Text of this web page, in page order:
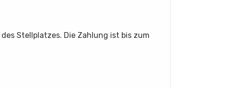
Stellplatzes. Die Zahlung ist bis zum